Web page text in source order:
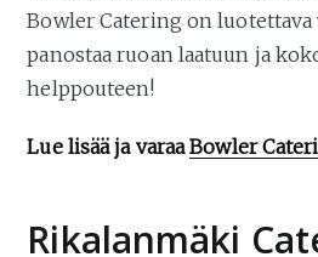
Bowler Catering on
panostaa ruoan laatuun ja
helppouteen!
Lue lisää ja varaaBowler
Rikalanmäki